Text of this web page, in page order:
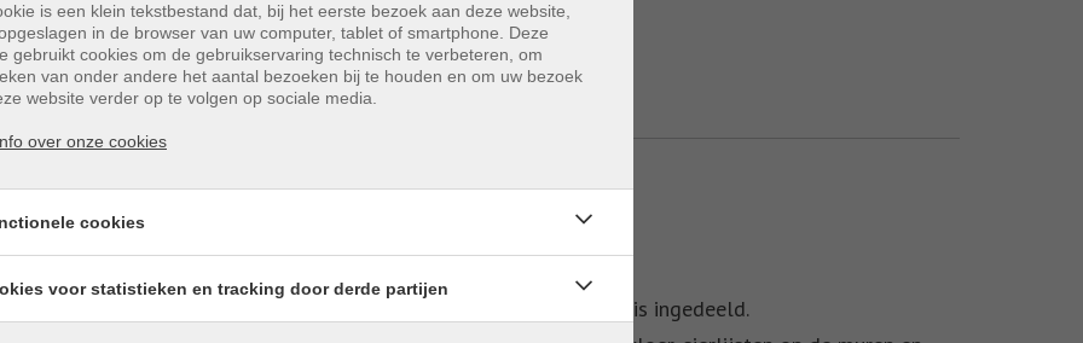
woning in centrum Kuurne!
vinden we een woning met mooie gevel die heden als volgt is ingedeeld.
is een klein tekstbestand dat, bij het eerste bezoek aan deze website,
in de browser van uw computer, tablet of smartphone. Deze
gebruikt cookies om de gebruikservaring technisch te verbeteren, om
van onder andere het aantal bezoeken bij te houden en om uw bezoek
website verder op te volgen op sociale media.
over onze cookies
cookies
voor statistieken en tracking door derde partijen